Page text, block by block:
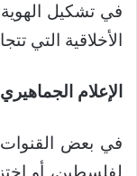
في تشكيل الهوية
الأخلاقية التي
الإعلام
في بعض